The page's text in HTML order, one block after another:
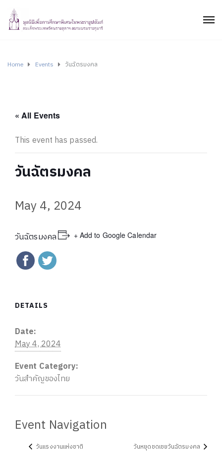
Home Events วันฉัตรมงคล
« All Events
This event has passed.
วันฉัตรมงคล
May 4, 2024
วันฉัตรมงคล + Add to Google Calendar
DETAILS
Date:
May 4, 2024
Event Category:
วันสำคัญของไทย
Event Navigation
วันแรงงานแห่งชาติ วันหยุดชดเชยวันฉัตรมงคล